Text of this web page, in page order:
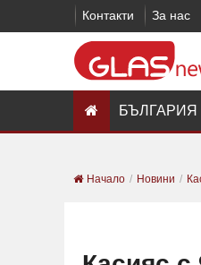
Контакти За нас
БЪЛГАРИЯ
Начало Новини